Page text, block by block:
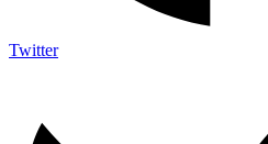
Twitter